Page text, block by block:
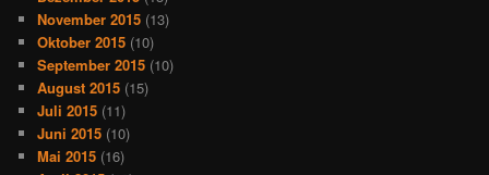
November 2015 (13)
Oktober 2015 (10)
September 2015 (10)
August 2015 (15)
Juli 2015 (11)
Juni 2015 (10)
Mai 2015 (16)